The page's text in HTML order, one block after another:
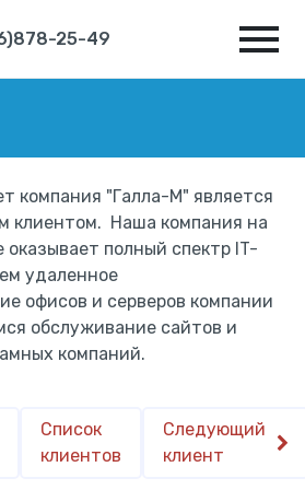
25-49
компания "Галла-М" является
клиентом. Наша компания на
оказывает полный спектр IT-
удаленное
офисов и серверов компании
обслуживание сайтов и
компаний.
Список
клиентов
Следующий
клиент